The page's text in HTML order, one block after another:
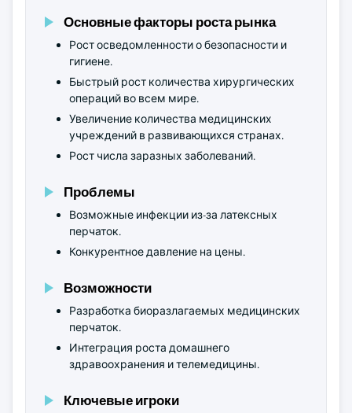
Основные факторы роста рынка
Рост осведомленности о безопасности и
гигиене.
Быстрый рост количества хирургических
операций во всем мире.
Увеличение количества медицинских
учреждений в развивающихся странах.
Рост числа заразных заболеваний.
Проблемы
Возможные инфекции из-за латексных
перчаток.
Конкурентное давление на цены.
Возможности
Разработка биоразлагаемых медицинских
перчаток.
Интеграция роста домашнего
здравоохранения и телемедицины.
Ключевые игроки